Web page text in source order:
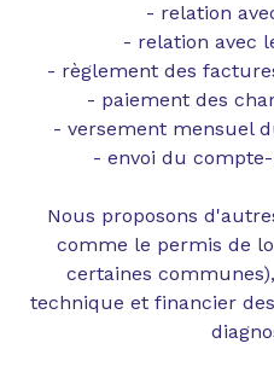
- relation
- relation avec
- règlement des
- paiement des
- versement mensuel
- envoi du
Nous proposons
comme le permis de
certaines
technique et financier